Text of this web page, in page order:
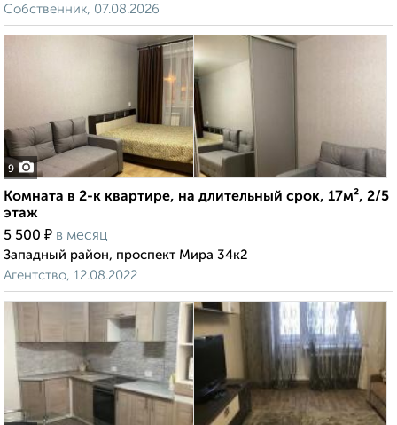
Собственник, 07.08.2026
9
Комната в 2-к квартире, на длительный срок, 17м², 2/5
этаж
5 500 ₽ в месяц
Западный район, проспект Мира 34к2
Агентство, 12.08.2022